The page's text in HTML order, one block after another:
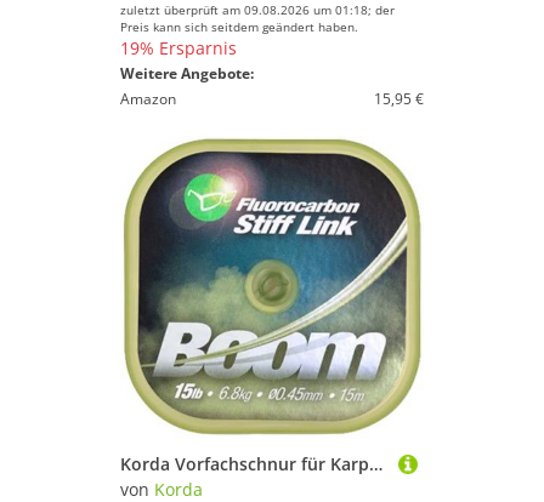
zuletzt überprüft am 09.08.2026 um 01:18; der
Preis kann sich seitdem geändert haben.
19% Ersparnis
Weitere Angebote:
Amazon
15,95 €
Korda Vorfachschnur für Karpfenmontagen zum Angeln auf Karpfen 0,45mm 6,8kg Boom Fluorocarbon Stiff Link
von Korda